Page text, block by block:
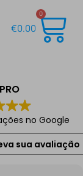
€0.00
0
no Google
sua avaliação